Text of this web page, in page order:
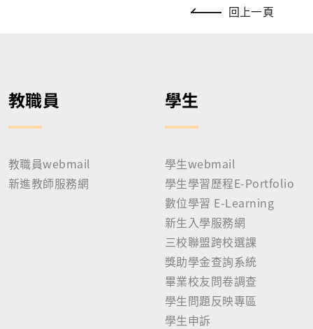
回上一頁
教職員
教職員webmail
新進教師服務網
學生
學生webmail
學生學習歷程E-Portfolio
數位學習 E-Learning
新生入學服務網
三校聯盟跨校選課
獎助學金查詢系統
畢業校友問卷調查
學生問題反映專區
學生申訴